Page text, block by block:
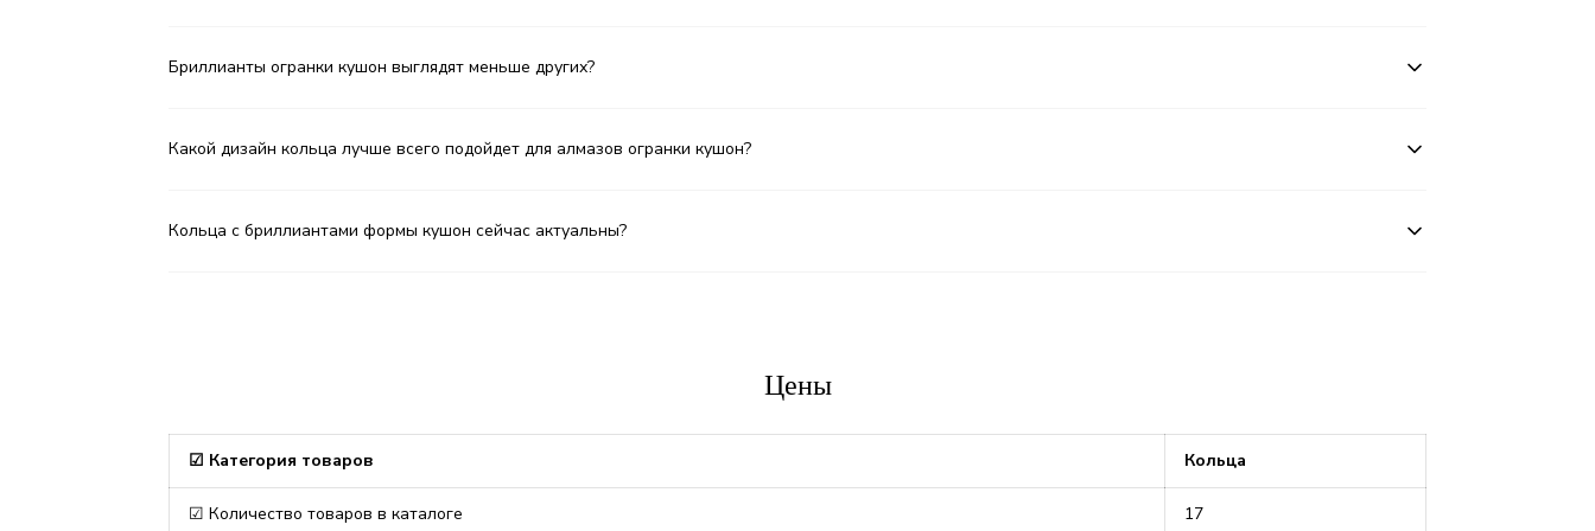
Бриллианты огранки кушон выглядят меньше других?
Какой дизайн кольца лучше всего подойдет для алмазов огранки кушон?
Кольца с бриллиантами формы кушон сейчас актуальны?
Цены
☑ Категория товаров Кольца
☑ Количество товаров в каталоге 17